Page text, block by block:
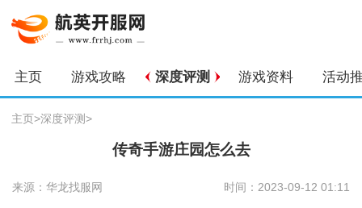
主页 游戏攻略 深度评测 游戏资料 活动
主页>深度评测>
传奇手游庄园怎么去
来源：华龙找服网 时间：2023-09-12 01:11